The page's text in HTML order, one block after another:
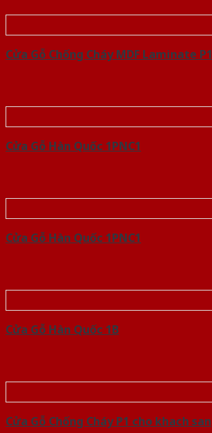
Cửa Gỗ Chống Cháy MDF Laminate P1
Cửa Gỗ Hàn Quốc 1PNC1
Cửa Gỗ Hàn Quốc 1PNC1
Cửa Gỗ Hàn Quốc 1B
Cửa Gỗ Chống Cháy P1 cho khach san